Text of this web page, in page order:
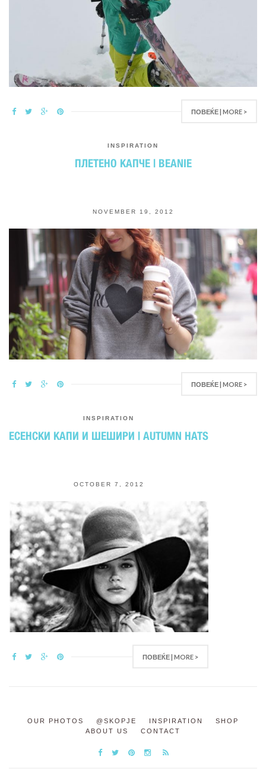
ПОВЕЌЕ | MORE >
INSPIRATION
ПЛЕТЕНО КАПЧЕ | BEANIE
NOVEMBER 19, 2012
ПОВЕЌЕ | MORE >
INSPIRATION
ЕСЕНСКИ КАПИ И ШЕШИРИ | AUTUMN HATS
OCTOBER 7, 2012
ПОВЕЌЕ | MORE >
OUR PHOTOS @SKOPJE INSPIRATION
SHOP
ABOUT US
CONTACT